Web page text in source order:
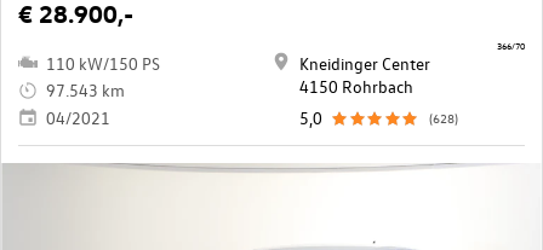
€ 28.900,-
110 kW/150 PS
97.543 km
04/2021
Kneidinger Center
4150 Rohrbach
5,0
(628)
366/70